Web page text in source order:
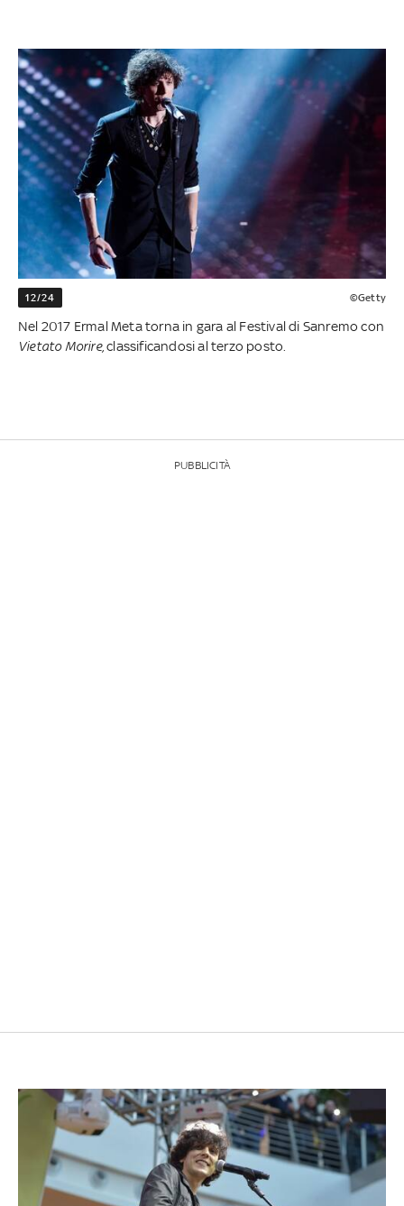
12/24 ©Getty
Nel 2017 Ermal Meta torna in gara al Festival di Sanremo con
Vietato Morire,classificandosi al terzo posto.
PUBBLICITÀ